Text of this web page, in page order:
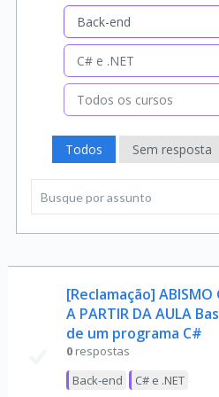
Back-end
C# e .NET
Todos os cursos
Todos Sem resposta
[Reclamação] ABISMO
A PARTIR DA AULA
de um programa C#
0 respostas
Back-end
C# e .NET